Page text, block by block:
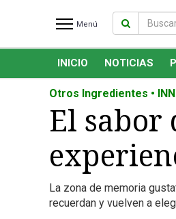
NOTICIAS RECIENTES
NOTICIAS
PROTEÍNAS ALTERNATIVAS
ANIMAL FREE
OTROS INGREDIENTES
QUIÉNES SOMOS
Menú
INICIO NOTICIAS
Otros Ingredientes •
El sabor
La zona de memoria
recuerdan y vuelven a